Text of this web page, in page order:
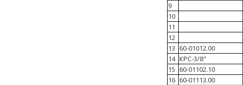
9
10
11
12
13 60-01012.00
14 КРС-3/8"
15 60-01102.10
16 60-01113.00